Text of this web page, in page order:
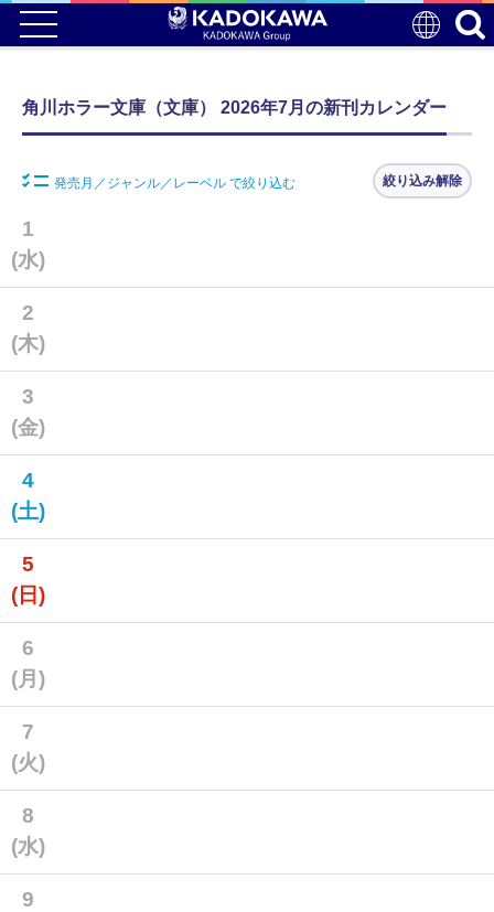
角川ホラー文庫（文庫） 2026年7月の新刊カレンダー
発売月／ジャンル／レーベル で絞り込む 絞り込み解除
1
(水)
2
(木)
3
(金)
4
(土)
5
(日)
6
(月)
7
(火)
8
(水)
9